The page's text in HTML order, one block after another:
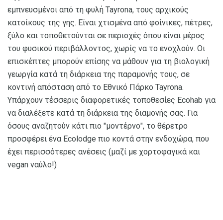
εμπνευσμένοι από τη φυλή Tayrona, τους αρχικούς
κατοίκους της γης. Είναι χτισμένα από φοίνικες, πέτρες,
ξύλο και τοποθετούνται σε περιοχές όπου είναι μέρος
του φυσικού περιβάλλοντος, χωρίς να το ενοχλούν. Οι
επισκέπτες μπορούν επίσης να μάθουν για τη βιολογική
γεωργία κατά τη διάρκεια της παραμονής τους, σε
κοντινή απόσταση από το Εθνικό Πάρκο Tayrona.
Υπάρχουν τέσσερις διαφορετικές τοποθεσίες Ecohab για
να διαλέξετε κατά τη διάρκεια της διαμονής σας. Για
όσους αναζητούν κάτι πιο "μοντέρνο", το θέρετρο
προσφέρει ένα Ecolodge πιο κοντά στην ενδοχώρα, που
έχει περισσότερες ανέσεις (μαζί με χορτοφαγικά και
vegan ναύλο!)